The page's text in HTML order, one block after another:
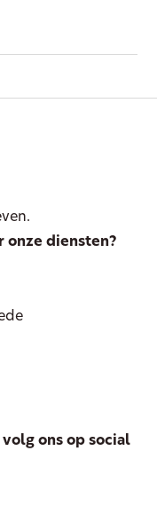
onze diensten?
ons op social